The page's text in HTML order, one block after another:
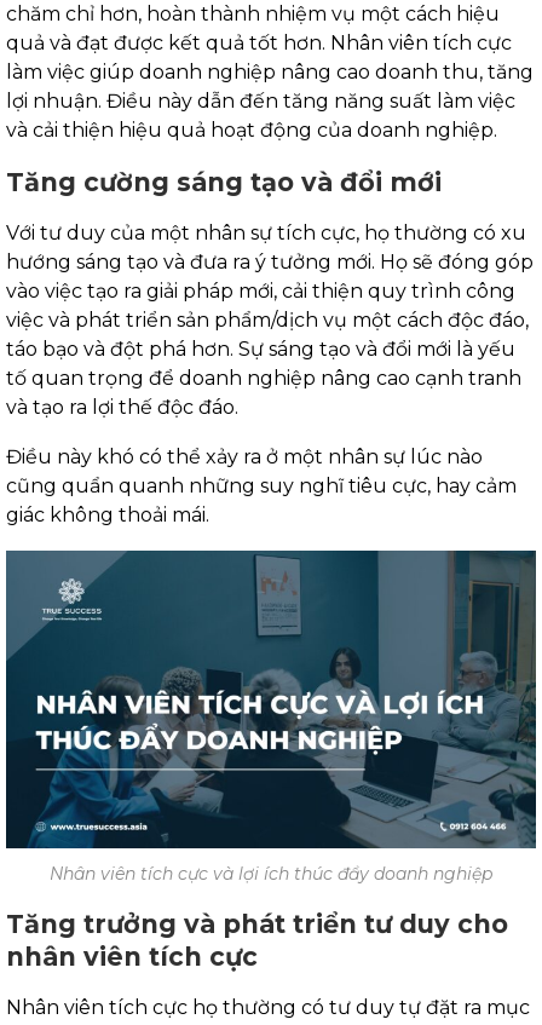
chăm chỉ hơn, hoàn thành nhiệm vụ một cách hiệu
quả và đạt được kết quả tốt hơn. Nhân viên tích cực
làm việc giúp doanh nghiệp nâng cao doanh thu, tăng
lợi nhuận. Điều này dẫn đến tăng năng suất làm việc
và cải thiện hiệu quả hoạt động của doanh nghiệp.
Tăng cường sáng tạo và đổi mới
Với tư duy của một nhân sự tích cực, họ thường có xu
hướng sáng tạo và đưa ra ý tưởng mới. Họ sẽ đóng góp
vào việc tạo ra giải pháp mới, cải thiện quy trình công
việc và phát triển sản phẩm/dịch vụ một cách độc đáo,
táo bạo và đột phá hơn. Sự sáng tạo và đổi mới là yếu
tố quan trọng để doanh nghiệp nâng cao cạnh tranh
và tạo ra lợi thế độc đáo.
Điều này khó có thể xảy ra ở một nhân sự lúc nào
cũng quẩn quanh những suy nghĩ tiêu cực, hay cảm
giác không thoải mái.
Nhân viên tích cực và lợi ích thúc đẩy doanh nghiệp
Tăng trưởng và phát triển tư duy cho
nhân viên tích cực
Nhân viên tích cực họ thường có tư duy tự đặt ra mục